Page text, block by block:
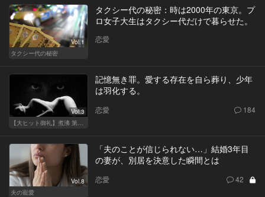
Vol.1
タクシー代の秘密
タクシー代の秘密：時は2000年の東京。プ
ロ女子大生はタクシー代だけで暮らせた。
恋愛
Vol.3
記憶無き罪。愛する存在を自ら葬り、少年
は羽化する。
恋愛 184
Vol.8
夫の寵愛
「夫のことが信じられない…」結婚3年目
の妻が、別居を決意した瞬間とは
恋愛 42